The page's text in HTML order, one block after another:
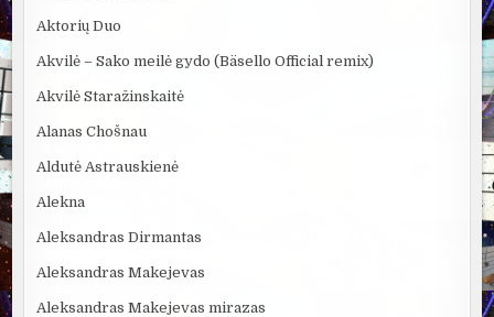
Aktorių Duo
Akvilė – Sako meilė gydo (Bäsello Official remix)
Akvilė Staražinskaitė
Alanas Chošnau
Aldutė Astrauskienė
Alekna
Aleksandras Dirmantas
Aleksandras Makejevas
Aleksandras Makejevas mirazas